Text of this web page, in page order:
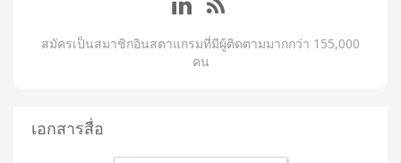
สมัครเป็นสมาชิกอินสตาแกรมที่มีผู้ติดตามมากกว่า 155,000
คน
เอกสารสื่อ